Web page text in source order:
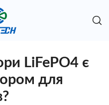
LiFePO4 є
для